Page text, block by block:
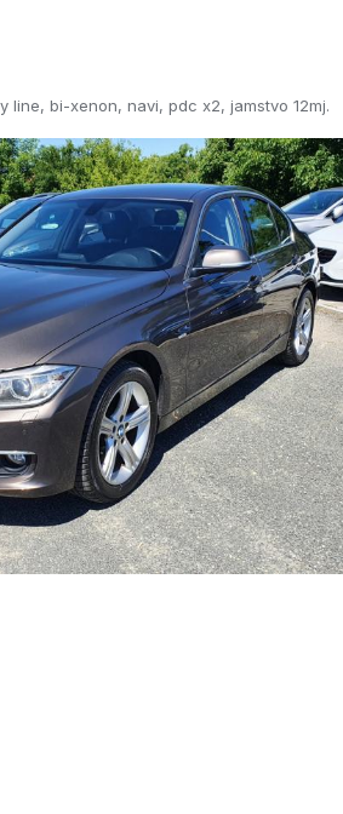
line, bi-xenon, navi, pdc x2, jamstvo 12mj.